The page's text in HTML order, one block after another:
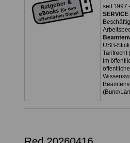
seit 1997
USB-
Tarifrecht
im
(Bund/